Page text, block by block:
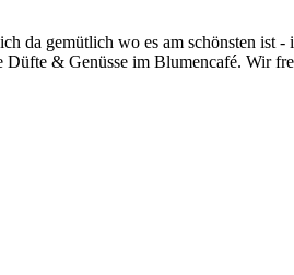
da gemütlich wo es am schönsten ist
& Genüsse im Blumencafé. Wir